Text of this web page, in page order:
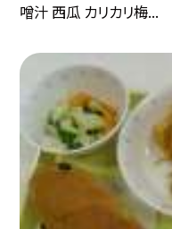
噌汁 西瓜 カリカリ梅...